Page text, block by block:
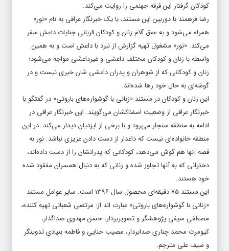
کودکان گرفتار این فرقه جهنمی را روایت می‌کند.
رضا فرهمند با دوربین این مستند، با یک خبرنگار عراقی به نام «نور»
همراه می‌شود و به عمق آلام زنان و کودکان قربانی جنایات داعش سفر
می‌کند. «نور» مشغول تهیه گزارش از نبرد با داعش است و به همین
واسطه با زنان و کودکان مختلف داعشی و غیرداعشی مواجه می‌شود؛
زنان و کودکانی که از شوهران و پدران داعشی شان خبری نیست و در
گوشه‌ای به حال خود رها شده‌اند.
این زنان و کودکان در مستند «زنانی با گوشواره‌های باروتی» در گفتگو با
خبرنگار عراقی از وضعیت اسفناکشان می‌گویند. این خبرنگار عراقی در
ادامه به منطقه سنجار می‌رود و با برخی از ایزدیان دیدار می‌کند. در این
منطقه خانواده‌ای نیست که داغدار از دست دادن عزیزی نباشد. نور به
قصه آنها هم گوش می‌دهد، کودکانی که پدرانشان را از دست داده‌اند،
دخترانی که به آنها تجاوز شده و زنانی که به دنبال همسران مفقود شده
خود هستند.
این مستند ۷۵ دقیقه‌ای محصول سال ۱۳۹۶ است. سایر عوامل مستند
«زنانی با گوشواره‌های باروتی» عبارت اند از: مرتضی شعبانی تهیه کننده،
مصطفی سیفی پژوهشگر و تصویربردار، حسن مهدوی صداگذار،
کیومرث محمد چناری صدابردار، مصیب حنایی و فاطمه بنیادی تدوینگر
و سیف علی مترجم.